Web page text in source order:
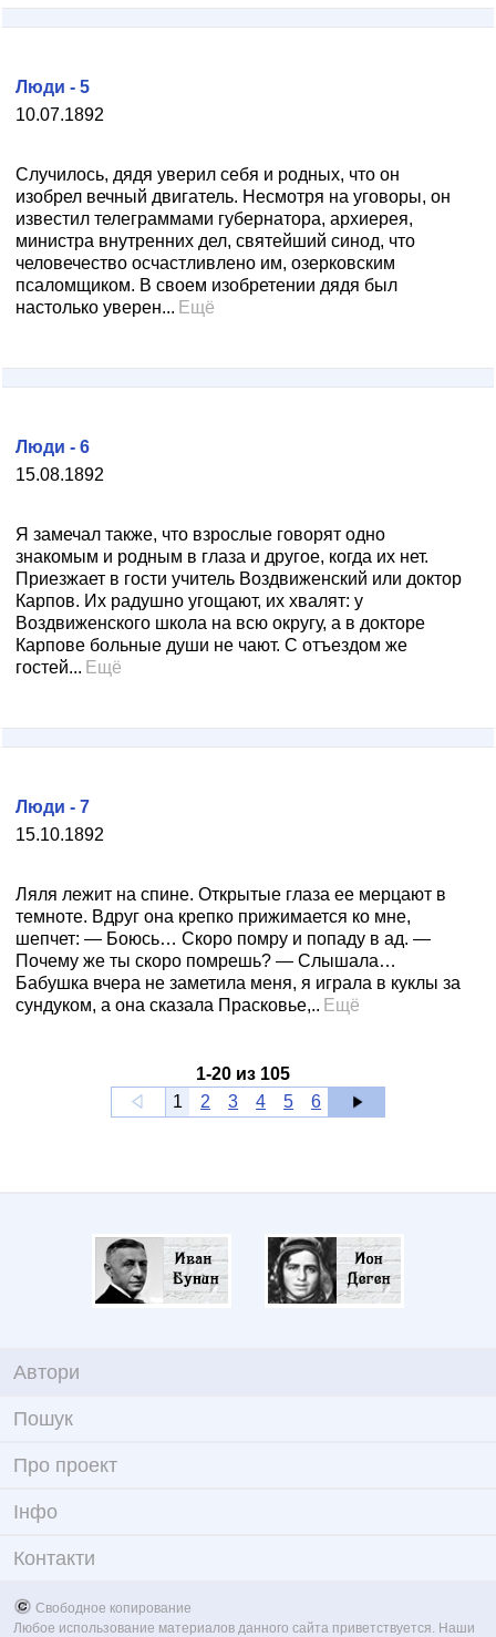
10.07.1892
Люди - 5
Случилось, дядя уверил себя и родных, что он
изобрел вечный двигатель. Несмотря на уговоры, он
известил телеграммами губернатора, архиерея,
министра внутренних дел, святейший синод, что
человечество осчастливлено им, озерковским
псаломщиком. В своем изобретении дядя был
настолько уверен... Ещё
15.08.1892
Люди - 6
Я замечал также, что взрослые говорят одно
знакомым и родным в глаза и другое, когда их нет.
Приезжает в гости учитель Воздвиженский или доктор
Карпов. Их радушно угощают, их хвалят: у
Воздвиженского школа на всю округу, а в докторе
Карпове больные души не чают. С отъездом же
гостей... Ещё
15.10.1892
Люди - 7
Ляля лежит на спине. Открытые глаза ее мерцают в
темноте. Вдруг она крепко прижимается ко мне,
шепчет: — Боюсь… Скоро помру и попаду в ад. —
Почему же ты скоро помрешь? — Слышала…
Бабушка вчера не заметила меня, я играла в куклы за
сундуком, а она сказала Прасковье,.. Ещё
1-20из 105
1
2 3 4 5 6
Автори
Пошук
Про проект
Iнфо
Контакти
Свободное копирование
Любое использование материалов данного сайта приветствуется. Наши